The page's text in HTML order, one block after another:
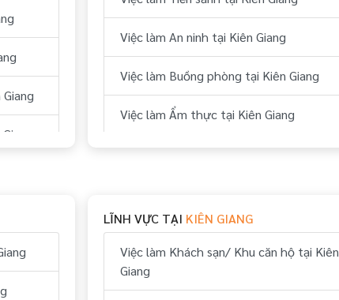
Việc làm An ninh tại Kiên Giang
Việc làm Buồng phòng tại Kiên Giang
Việc làm Ẩm thực tại Kiên Giang
Việc làm Vui chơi & giải trí tại Kiên Giang
Việc làm Hành chính, nhân sự tại Kiên
Giang
LĨNH VỰC TẠI KIÊN GIANG
Việc làm Khách sạn/ Khu căn hộ tại Kiên
Giang